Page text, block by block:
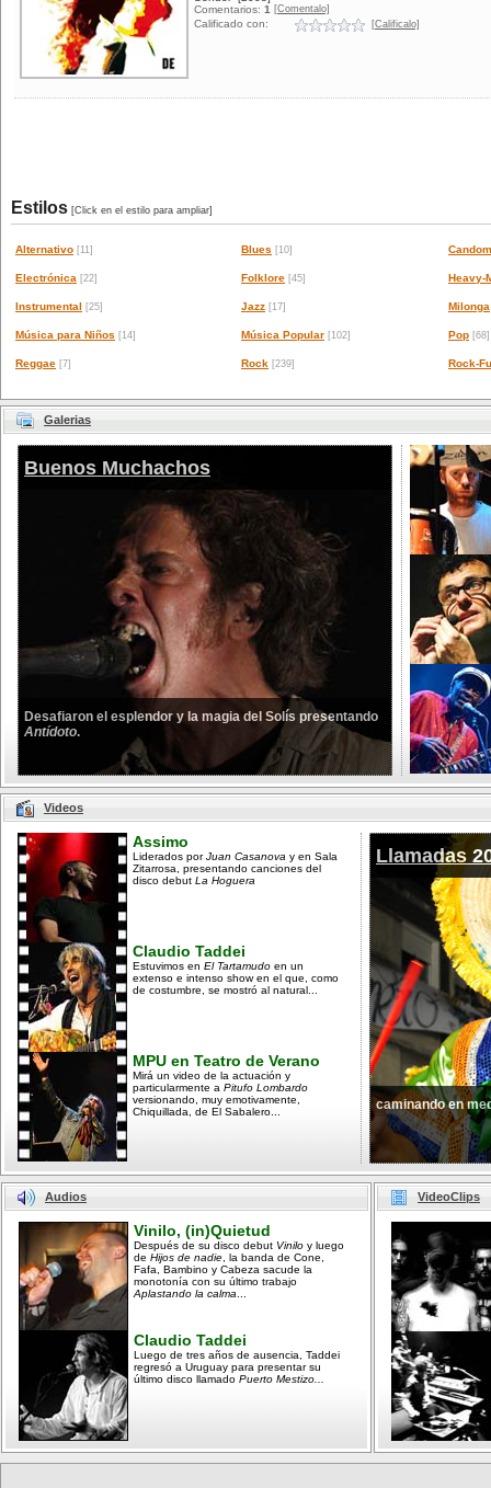
Comentarios: 1 [Comentalo]
Calificado con: [Calificalo]
Estilos [Click en el estilo para ampliar]
Alternativo [11] Blues [10]
Electrónica [22] Folklore [45] Heavy-
Instrumental [25] Jazz [17] Milonga
Música para Niños [14] Música Popular [102] Pop [68]
Reggae [7] Rock [239] Rock-
Galerias
Buenos Muchachos
Desafiaron el esplendor y la magia del Solís presentando
Antídoto.
Videos
Assimo
Liderados porJuan Casanova y en Sala
Zitarrosa, presentando canciones del
disco debut La Hoguera
Claudio Taddei
Estuvimos en El Tartamudo en un
extenso e intenso show en el que, como
de costumbre, se mostró al natural...
MPU en Teatro de Verano
Mirá un video de la actuación y
particularmente a Pitufo Lombardo
versionando, muy emotivamente,
Chiquillada, de El Sabalero...
Llamadas
caminando en
Audios
Vinilo, (in)Quietud
Después de su disco debut Vinilo y luego
de Hijos de nadie , la banda de Cone,
Fafa, Bambino y Cabeza sacude la
monotonía con su último trabajo
Aplastando la calma
Claudio Taddei
Luego de tres años de ausencia, Taddei
regresó a Uruguay para presentar su
último disco llamado Puerto Mestizo...
VideoClips